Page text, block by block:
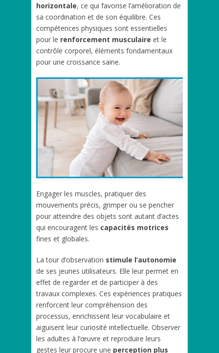
horizontale, ce qui favorise l’amélioration de
sa coordination et de son équilibre. Ces
compétences physiques sont essentielles
pour le renforcement musculaire et le
contrôle corporel, éléments fondamentaux
pour une croissance saine.
Engager les muscles, pratiquer des
mouvements précis, grimper ou se pencher
pour atteindre des objets sont autant d’actes
qui encouragent les capacités motrices
fines et globales.
La tour d’observation stimule l’autonomie
de ses jeunes utilisateurs. Elle leur permet en
effet de regarder et de participer à des
travaux complexes. Ces expériences pratiques
renforcent leur compréhension des
processus, enrichissent leur vocabulaire et
aiguisent leur curiosité intellectuelle. Observer
les adultes à l’œuvre et reproduire leurs
gestes leur procure une perception plus